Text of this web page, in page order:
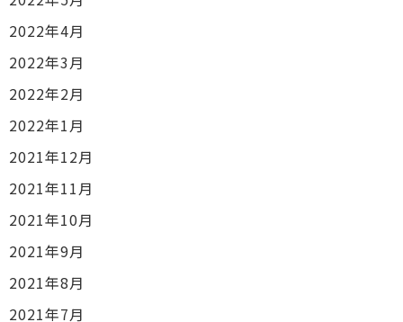
2022年4月
2022年3月
2022年2月
2022年1月
2021年12月
2021年11月
2021年10月
2021年9月
2021年8月
2021年7月